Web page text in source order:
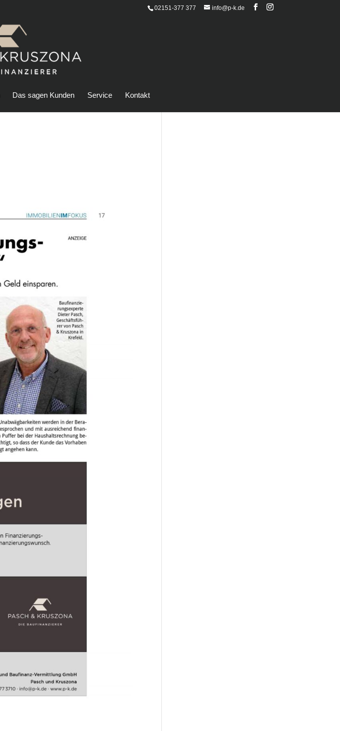
02151-377 377 info@p-k.de
Das sagen Kunden Service Kontakt